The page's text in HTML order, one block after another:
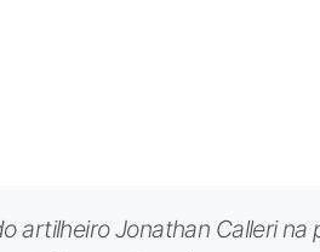
artilheiro Jonathan Calleri